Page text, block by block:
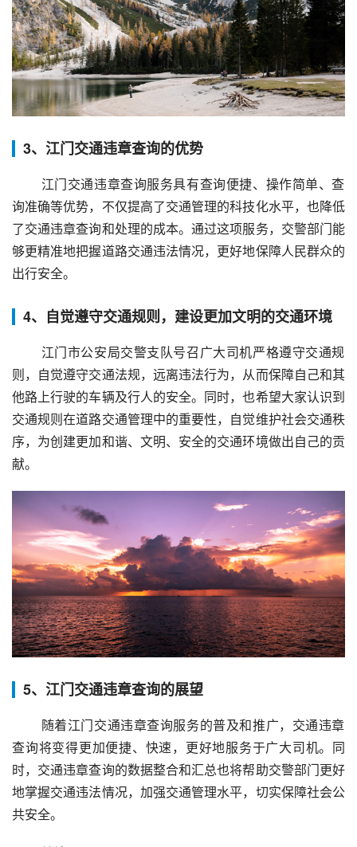
3、江门交通违章查询的优势
询准确等优势，不仅提高了交通管理的科技化水平，也降低
了交通违章查询和处理的成本。通过这项服务，交警部门能
够更精准地把握道路交通违法情况，更好地保障人民群众的
出行安全。
4、自觉遵守交通规则，建设更加文明的交通环境
则，自觉遵守交通法规，远离违法行为，从而保障自己和其
他路上行驶的车辆及行人的安全。同时，也希望大家认识到
交通规则在道路交通管理中的重要性，自觉维护社会交通秩
序，为创建更加和谐、文明、安全的交通环境做出自己的贡
献。
5、江门交通违章查询的展望
查询将变得更加便捷、快速，更好地服务于广大司机。同
时，交通违章查询的数据整合和汇总也将帮助交警部门更好
地掌握交通违法情况，加强交通管理水平，切实保障社会公
共安全。